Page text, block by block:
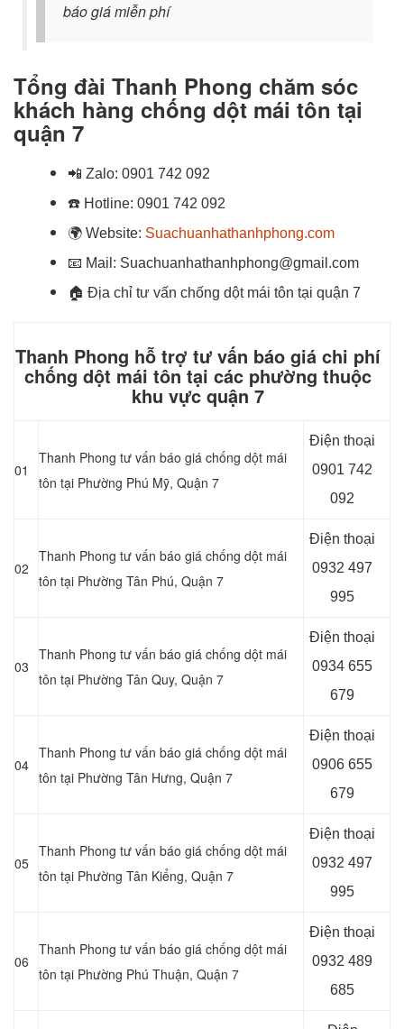
báo giá miễn phí
Tổng đài Thanh Phong chăm sóc
khách hàng chống dột mái tôn tại
quận 7
📲 Zalo: 0901 742 092
☎️ Hotline: 0901 742 092
🌍 Website: Suachuanhathanhphong.com
📧 Mail: Suachuanhathanhphong@gmail.com
🏠 Địa chỉ tư vấn chống dột mái tôn tại quận 7
Thanh Phong hỗ trợ tư vấn báo giá chi phí
chống dột mái tôn tại các phường thuộc
khu vực quận 7
01
Thanh Phong tư vấn báo giá chống dột mái
tôn tại Phường Phú Mỹ, Quận 7
Điện thoại
0901 742
092
02
Thanh Phong tư vấn báo giá chống dột mái
tôn tại Phường Tân Phú, Quận 7
Điện thoại
0932 497
995
03
Thanh Phong tư vấn báo giá chống dột mái
tôn tại Phường Tân Quy, Quận 7
Điện thoại
0934 655
679
04
Thanh Phong tư vấn báo giá chống dột mái
tôn tại Phường Tân Hưng, Quận 7
Điện thoại
0906 655
679
05
Thanh Phong tư vấn báo giá chống dột mái
tôn tại Phường Tân Kiểng, Quận 7
Điện thoại
0932 497
995
06
Thanh Phong tư vấn báo giá chống dột mái
tôn tại Phường Phú Thuận, Quận 7
Điện thoại
0932 489
685